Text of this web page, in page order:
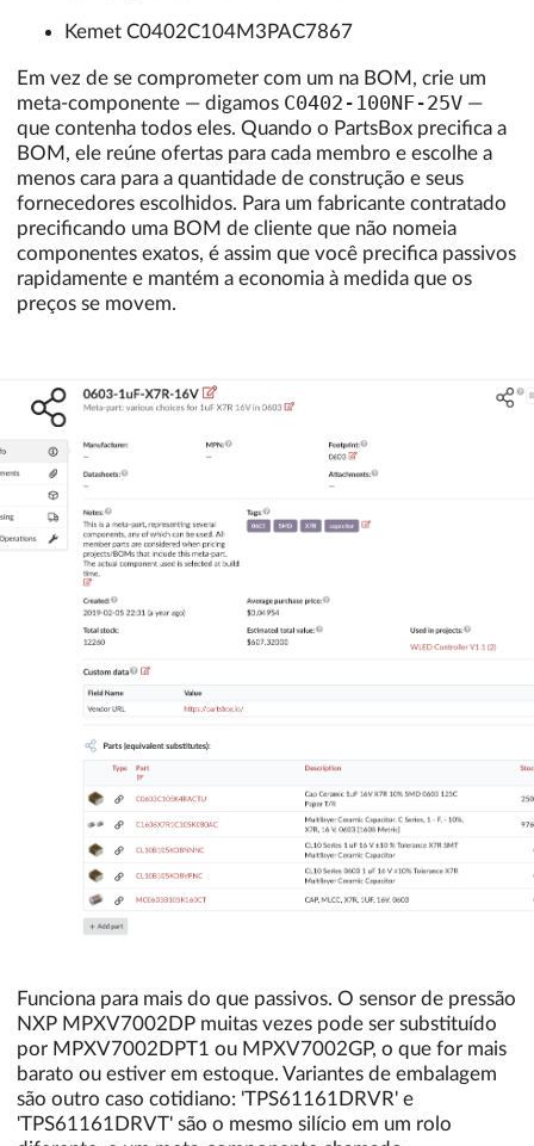
Kemet C0402C104M3PAC7867
Em vez de se comprometer com um na BOM, crie um
meta-componente — digamos C0402-100NF-25V —
que contenha todos eles. Quando o PartsBox precifica a
BOM, ele reúne ofertas para cada membro e escolhe a
menos cara para a quantidade de construção e seus
fornecedores escolhidos. Para um fabricante contratado
precificando uma BOM de cliente que não nomeia
componentes exatos, é assim que você precifica passivos
rapidamente e mantém a economia à medida que os
preços se movem.
Funciona para mais do que passivos. O sensor de pressão
NXP MPXV7002DP muitas vezes pode ser substituído
por MPXV7002DPT1 ou MPXV7002GP, o que for mais
barato ou estiver em estoque. Variantes de embalagem
são outro caso cotidiano: 'TPS61161DRVR' e
'TPS61161DRVT' são o mesmo silício em um rolo